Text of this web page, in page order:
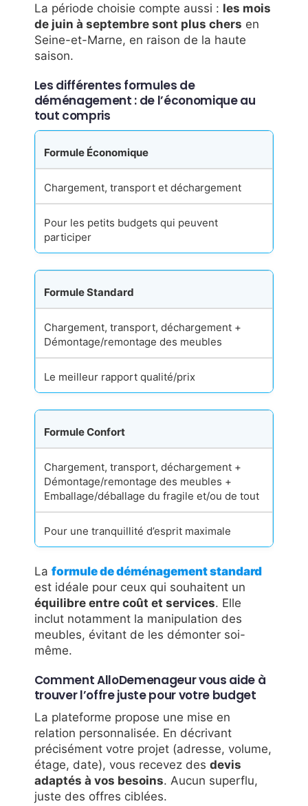
La période choisie compte aussi : les mois
de juin à septembre sont plus chers en
Seine-et-Marne, en raison de la haute
saison.
Les différentes formules de
déménagement : de l’économique au
tout compris
Formule Économique
Chargement, transport et déchargement
Pour les petits budgets qui peuvent
participer
Formule Standard
Chargement, transport, déchargement +
Démontage/remontage des meubles
Le meilleur rapport qualité/prix
Formule Confort
Chargement, transport, déchargement +
Démontage/remontage des meubles +
Emballage/déballage du fragile et/ou de tout
Pour une tranquillité d’esprit maximale
La formule de déménagement standard
est idéale pour ceux qui souhaitent un
équilibre entre coût et services. Elle
inclut notamment la manipulation des
meubles, évitant de les démonter soi-
même.
Comment AlloDemenageur vous aide à
trouver l’offre juste pour votre budget
La plateforme propose une mise en
relation personnalisée. En décrivant
précisément votre projet (adresse, volume,
étage, date), vous recevez des devis
adaptés à vos besoins. Aucun superflu,
juste des offres ciblées.